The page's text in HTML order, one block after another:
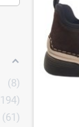
8
194
61